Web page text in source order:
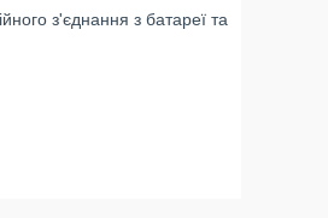
з'єднання з батареї та